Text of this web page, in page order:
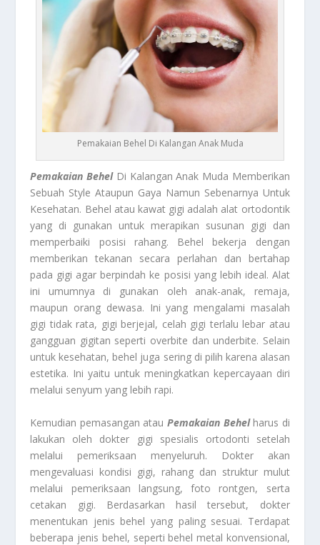
Pemakaian Behel Di Kalangan Anak Muda
Pemakaian BehelDi Kalangan Anak Muda Memberikan
Sebuah Style Ataupun Gaya Namun Sebenarnya Untuk
Kesehatan. Behel atau kawat gigi adalah alat ortodontik
yang di gunakan untuk merapikan susunan gigi dan
memperbaiki posisi rahang. Behel bekerja dengan
memberikan tekanan secara perlahan dan bertahap
pada gigi agar berpindah ke posisi yang lebih ideal. Alat
ini umumnya di gunakan oleh anak-anak, remaja,
maupun orang dewasa. Ini yang mengalami masalah
gigi tidak rata, gigi berjejal, celah gigi terlalu lebar atau
gangguan gigitan seperti overbite dan underbite. Selain
untuk kesehatan, behel juga sering di pilih karena alasan
estetika. Ini yaitu untuk meningkatkan kepercayaan diri
melalui senyum yang lebih rapi.
Kemudian pemasangan atau Pemakaian Behelharus di
lakukan oleh dokter gigi spesialis ortodonti setelah
melalui pemeriksaan menyeluruh. Dokter akan
mengevaluasi kondisi gigi, rahang dan struktur mulut
melalui pemeriksaan langsung, foto rontgen, serta
cetakan gigi. Berdasarkan hasil tersebut, dokter
menentukan jenis behel yang paling sesuai. Terdapat
beberapa jenis behel, seperti behel metal konvensional,